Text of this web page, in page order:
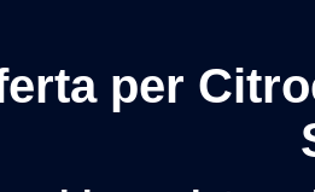
per